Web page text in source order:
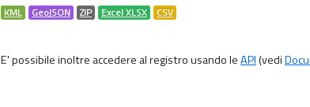
KML GeoJSON ZIP Excel XLSX CSV
E' possibile inoltre accedere al registro usando leAPI(vedi